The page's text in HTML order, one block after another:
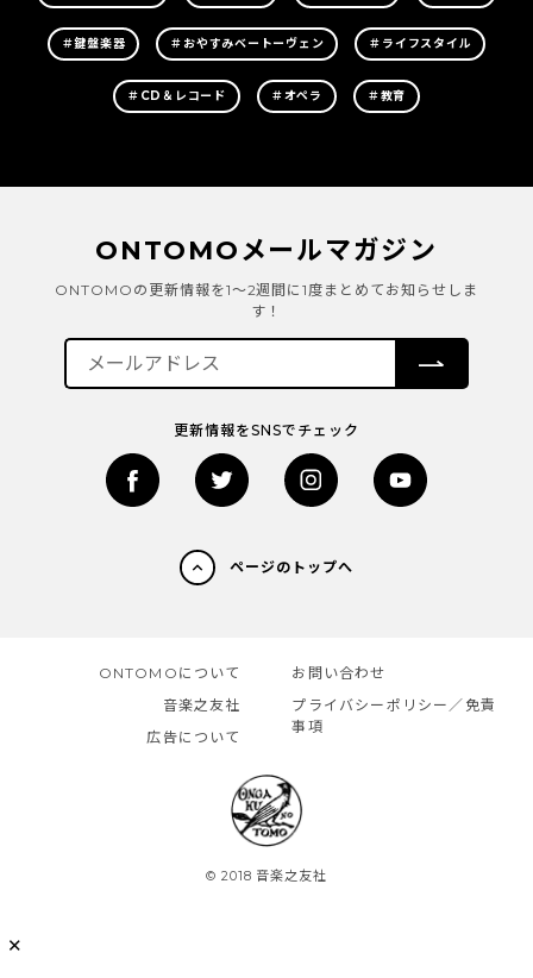
＃鍵盤楽器 ＃おやすみベートーヴェン ＃ライフスタイル
＃CD＆レコード ＃オペラ ＃教育
ONTOMOメールマガジン
ONTOMOの更新情報を1～2週間に1度まとめてお知らせしま
す！
更新情報をSNSでチェック
ページのトップへ
✕
ONTOMOについて
音楽之友社
広告について
お問い合わせ
プライバシーポリシー／免責
事項
© 2018 音楽之友社